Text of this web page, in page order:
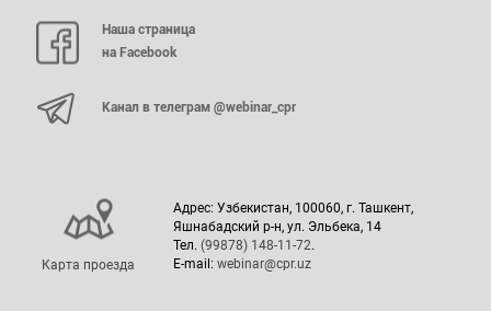
Наша страница
на Facebook
Канал в телеграм @webinar_cpr
Карта проезда
Адрес: Узбекистан, 100060, г. Ташкент,
Яшнабадский р-н, ул. Эльбека, 14
Тел. (99878) 148-11-72.
E-mail: webinar@cpr.uz